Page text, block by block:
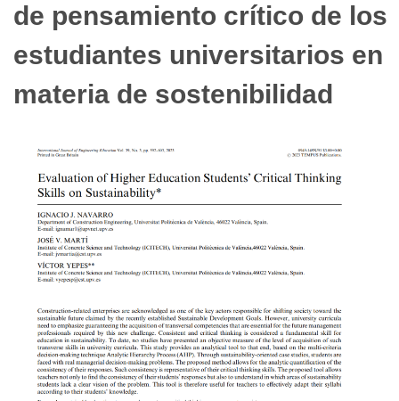
de pensamiento crítico de los
estudiantes universitarios en
materia de sostenibilidad